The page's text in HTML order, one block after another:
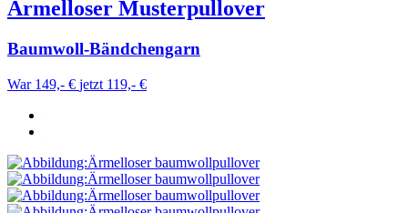
Ärmelloser Musterpullover
Baumwoll-Bändchengarn
War 149,- € jetzt 119,- €